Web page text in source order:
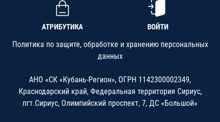
АТРИБУТИКА ВОЙТИ
Политика по защите, обработке и хранению персональных
данных
АНО «СК «Кубань-Регион», ОГРН 1142300002349,
Краснодарский край, Федеральная территория Сириус,
пгт.Сириус, Олимпийский проспект, 7, ДС «Большой»